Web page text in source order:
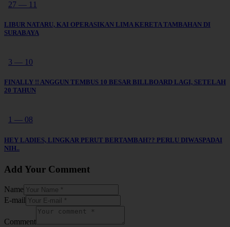
27 — 11
LIBUR NATARU, KAI OPERASIKAN LIMA KERETA TAMBAHAN DI
SURABAYA
3 — 10
FINALLY !! ANGGUN TEMBUS 10 BESAR BILLBOARD LAGI, SETELAH
20 TAHUN
1 — 08
HEY LADIES, LINGKAR PERUT BERTAMBAH?? PERLU DIWASPADAI
NIH..
Add Your Comment
Name
E-mail
Comment